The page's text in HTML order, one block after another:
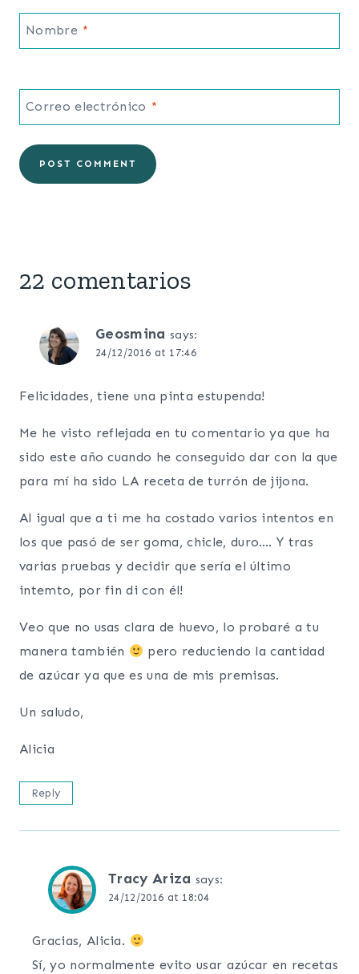
Nombre *
Correo electrónico *
22 comentarios
Geosmina says:
24/12/2016 at 17:46
Felicidades, tiene una pinta estupenda!
Me he visto reflejada en tu comentario ya que ha
sido este año cuando he conseguido dar con la que
para mí ha sido LA receta de turrón de jijona.
Al igual que a ti me ha costado varios intentos en
los que pasó de ser goma, chicle, duro…. Y tras
varias pruebas y decidir que sería el último
intemto, por fin di con él!
Veo que no usas clara de huevo, lo probaré a tu
manera también
pero reduciendo la cantidad
de azúcar ya que es una de mis premisas.
Un saludo,
Alicia
Reply
Tracy Ariza says:
24/12/2016 at 18:04
Gracias, Alicia.
Sí, yo normalmente evito usar azúcar en recetas